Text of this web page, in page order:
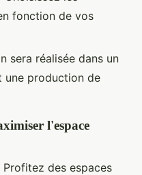
fonction de vos
sera réalisée dans un
une production de
l'espace
Profitez des espaces